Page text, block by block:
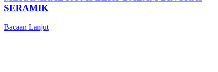
SERAMIK
Bacaan Lanjut